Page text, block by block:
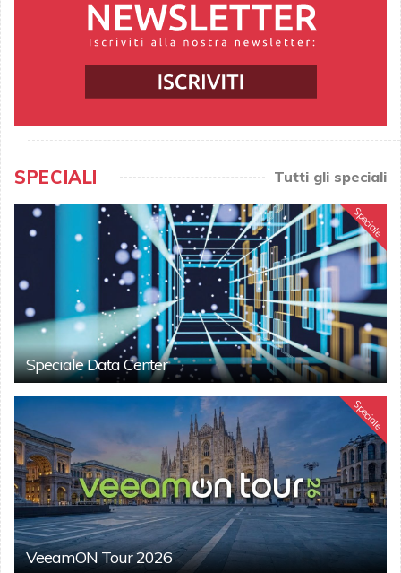
SPECIALI Tutti gli speciali
Speciale
Speciale Data Center
Speciale
VeeamON Tour 2026